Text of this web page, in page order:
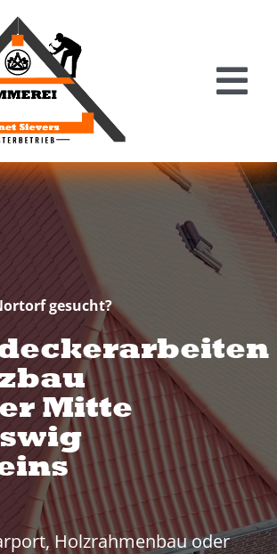
gesucht?
Mitte
Holzrahmenbau oder